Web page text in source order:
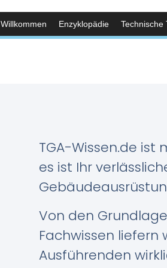
Willkommen Enzyklopädie Technische
TGA-Wissen.de ist
es ist Ihr
Von den
Fachwissen liefern
Ausführenden